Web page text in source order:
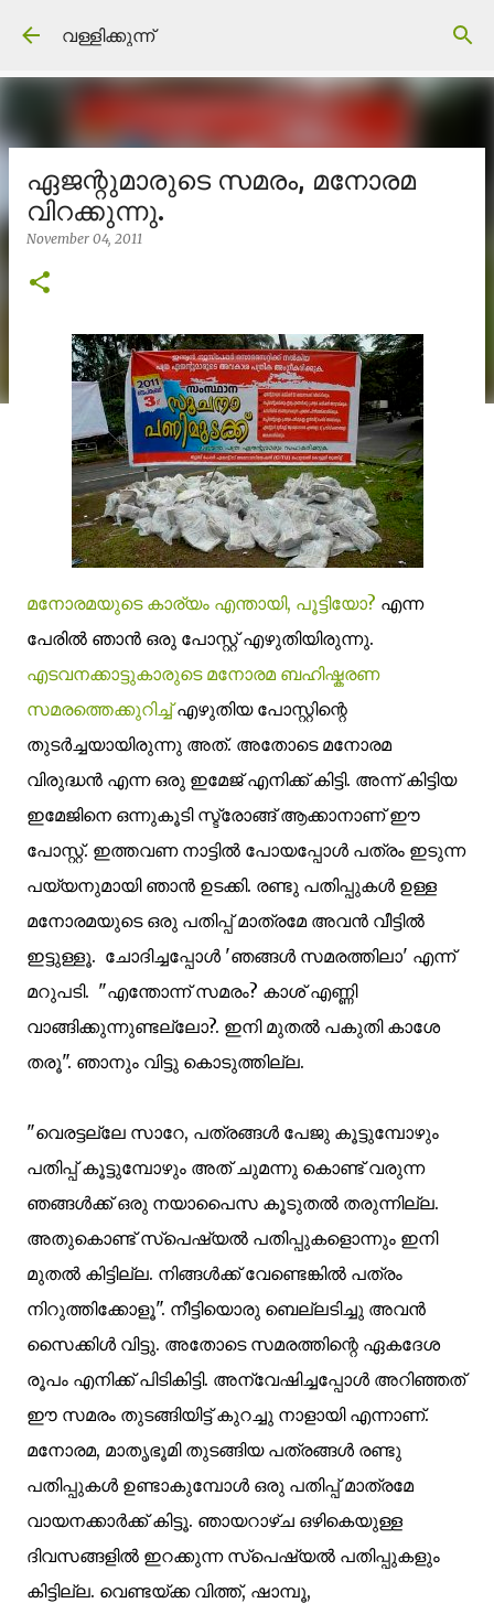
വള്ളിക്കുന്ന്
ഏജന്റുമാരുടെ സമരം, മനോരമ
വിറക്കുന്നു.
November 04, 2011
മനോരമയുടെ കാര്യം എന്തായി, പൂട്ടിയോ? എന്ന
പേരില്‍ ഞാന്‍ ഒരു പോസ്റ്റ്‌ എഴുതിയിരുന്നു.
എടവനക്കാട്ടുകാരുടെ മനോരമ ബഹിഷ്കരണ
സമരത്തെക്കുറിച്ച്എഴുതിയ പോസ്റ്റിന്റെ
തുടര്‍ച്ചയായിരുന്നു അത്. അതോടെ മനോരമ
വിരുദ്ധന്‍ എന്ന ഒരു ഇമേജ് എനിക്ക് കിട്ടി. അന്ന് കിട്ടിയ
ഇമേജിനെ ഒന്നുകൂടി സ്ട്രോങ്ങ്‌ ആക്കാനാണ് ഈ
പോസ്റ്റ്‌. ഇത്തവണ നാട്ടില്‍ പോയപ്പോള്‍ പത്രം ഇടുന്ന
പയ്യനുമായി ഞാന്‍ ഉടക്കി. രണ്ടു പതിപ്പുകള്‍ ഉള്ള
മനോരമയുടെ ഒരു പതിപ്പ് മാത്രമേ അവന്‍ വീട്ടില്‍
ഇട്ടുള്ളൂ. ചോദിച്ചപ്പോള്‍ 'ഞങ്ങള്‍ സമരത്തിലാ' എന്ന്
മറുപടി. "എന്തോന്ന് സമരം? കാശ് എണ്ണി
വാങ്ങിക്കുന്നുണ്ടല്ലോ?. ഇനി മുതല്‍ പകുതി കാശേ
തരൂ". ഞാനും വിട്ടു കൊടുത്തില്ല.
"വെരട്ടല്ലേ സാറേ, പത്രങ്ങള്‍ പേജു കൂട്ടുമ്പോഴും
പതിപ്പ് കൂട്ടുമ്പോഴും അത് ചുമന്നു കൊണ്ട് വരുന്ന
ഞങ്ങള്‍ക്ക് ഒരു നയാപൈസ കൂടുതല്‍ തരുന്നില്ല.
അതുകൊണ്ട് സ്പെഷ്യല്‍ പതിപ്പുകളൊന്നും ഇനി
മുതല്‍ കിട്ടില്ല. നിങ്ങള്‍ക്ക് വേണ്ടെങ്കില്‍ പത്രം
നിറുത്തിക്കോളൂ". നീട്ടിയൊരു ബെല്ലടിച്ചു അവന്‍
സൈക്കിള്‍ വിട്ടു. അതോടെ സമരത്തിന്റെ ഏകദേശ
രൂപം എനിക്ക് പിടികിട്ടി. അന്വേഷിച്ചപ്പോള്‍ അറിഞ്ഞത്
ഈ സമരം തുടങ്ങിയിട്ട് കുറച്ചു നാളായി എന്നാണ്.
മനോരമ, മാതൃഭൂമി തുടങ്ങിയ പത്രങ്ങള്‍ രണ്ടു
പതിപ്പുകള്‍ ഉണ്ടാകുമ്പോള്‍ ഒരു പതിപ്പ് മാത്രമേ
വായനക്കാര്‍ക്ക് കിട്ടൂ. ഞായറാഴ്ച ഒഴികെയുള്ള
ദിവസങ്ങളില്‍ ഇറക്കുന്ന സ്പെഷ്യല്‍ പതിപ്പുകളും
കിട്ടില്ല. വെണ്ടയ്ക്ക വിത്ത്‌, ഷാമ്പൂ,